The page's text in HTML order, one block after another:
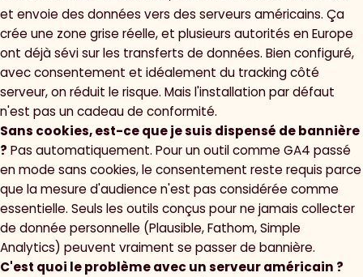
et envoie des données vers des serveurs américains. Ça
crée une zone grise réelle, et plusieurs autorités en Europe
ont déjà sévi sur les transferts de données. Bien configuré,
avec consentement et idéalement du tracking côté
serveur, on réduit le risque. Mais l'installation par défaut
n'est pas un cadeau de conformité.
Sans cookies, est-ce que je suis dispensé de bannière
? Pas automatiquement. Pour un outil comme GA4 passé
en mode sans cookies, le consentement reste requis parce
que la mesure d'audience n'est pas considérée comme
essentielle. Seuls les outils conçus pour ne jamais collecter
de donnée personnelle (Plausible, Fathom, Simple
Analytics) peuvent vraiment se passer de bannière.
C'est quoi le problème avec un serveur américain ?